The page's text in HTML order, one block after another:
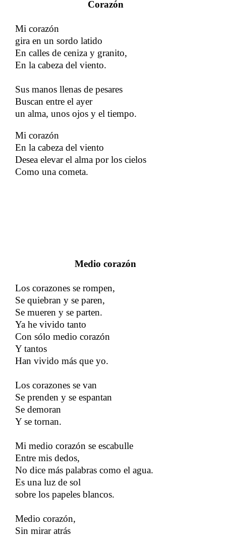
Corazón
Mi corazón
gira en un sordo latido
En calles de ceniza y granito,
En la cabeza del viento.
Sus manos llenas de pesares
Buscan entre el ayer​​
un alma, unos ojos y el tiempo.
Mi corazón
En la cabeza del viento
Desea elevar el alma por los cielos
Como una cometa.
Medio corazón
Los corazones se rompen,
Se quiebran y se paren,
Se mueren y se parten.
Ya he vivido tanto
Con sólo medio corazón
Y tantos
Han vivido más que yo.
Los corazones se van
Se prenden y se espantan
Se demoran
Y se tornan.
Mi medio corazón se escabulle
Entre mis dedos,
No dice más palabras como el agua.
Es una luz de sol
sobre los papeles blancos.
Medio corazón,
Sin mirar atrás